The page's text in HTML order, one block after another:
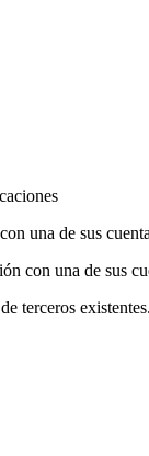
una de sus
con una de sus
terceros existentes.